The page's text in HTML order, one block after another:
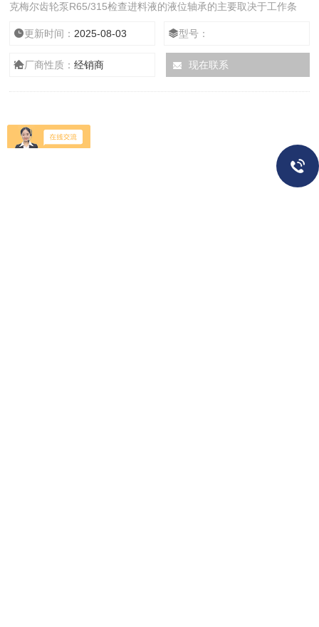
克梅尔齿轮泵R65/315检查进料液的液位轴承的主要取决于工作条
受的磨损，则必须更换轴承。轴承发热加剧、功耗增加、运行性能不
佳甚至产生噪音，这些都会导致轴承的早期磨损或即将发生的故障变
得明显更换外轴承。专业知识和足够的设备可以由安装人员/操作员
更新时间： 2025-08-03 型号：
厂商性质：经销商 现在联系